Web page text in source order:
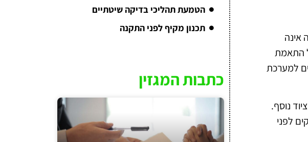
אינה
התאמת
למערכת
נוסף.
לפני
הטמעת תהליכי בדיקה שיטתיים
תכנון מקיף לפני התקנה
כתבות המגזין